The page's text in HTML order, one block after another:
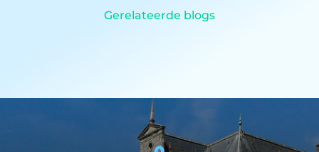
Gerelateerde blogs